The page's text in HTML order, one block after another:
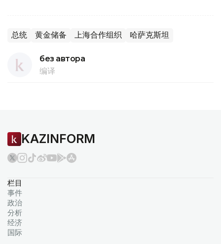
总统 黄金储备 上海合作组织 哈萨克斯坦
без автора
编译
KAZINFORM
栏目
事件
政治
分析
经济
国际